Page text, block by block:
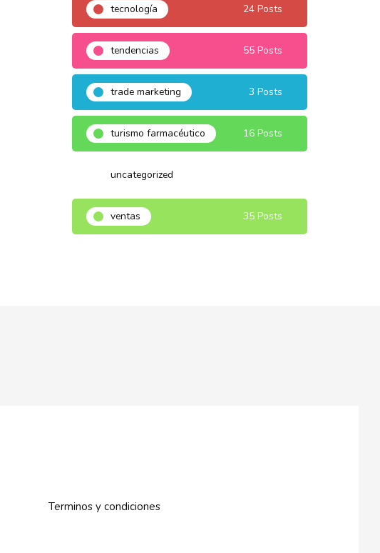
tecnología 24 Posts
tendencias 55 Posts
trade marketing 3 Posts
turismo farmacéutico 16 Posts
uncategorized
ventas 35 Posts
Terminos y condiciones